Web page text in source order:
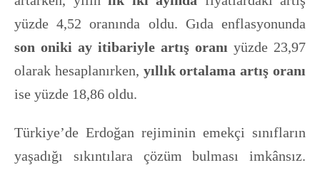
yüzde 4,52 oranında oldu. Gıda enflasyonunda
son oniki ay itibariyle artış oranı yüzde 23,97
olarak hesaplanırken, yıllık ortalama artış oranı
ise yüzde 18,86 oldu.
Türkiye’de Erdoğan rejiminin emekçi sınıfların
yaşadığı sıkıntılara çözüm bulması imkânsız.